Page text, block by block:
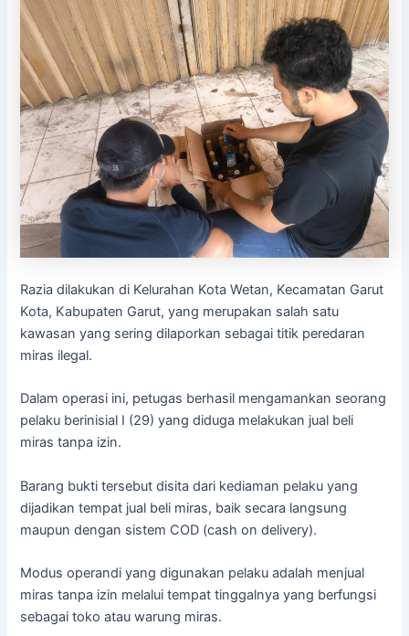
Razia dilakukan di Kelurahan Kota Wetan, Kecamatan Garut
Kota, Kabupaten Garut, yang merupakan salah satu
kawasan yang sering dilaporkan sebagai titik peredaran
miras ilegal.
Dalam operasi ini, petugas berhasil mengamankan seorang
pelaku berinisial I (29) yang diduga melakukan jual beli
miras tanpa izin.
Barang bukti tersebut disita dari kediaman pelaku yang
dijadikan tempat jual beli miras, baik secara langsung
maupun dengan sistem COD (cash on delivery).
Modus operandi yang digunakan pelaku adalah menjual
miras tanpa izin melalui tempat tinggalnya yang berfungsi
sebagai toko atau warung miras.